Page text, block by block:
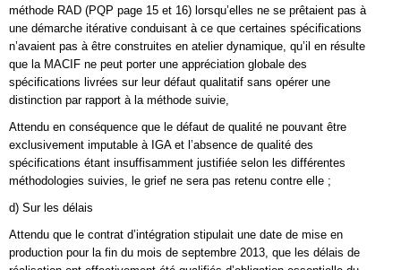
méthode RAD (PQP page 15 et 16) lorsqu’elles ne se prêtaient pas à
une démarche itérative conduisant à ce que certaines spécifications
n’avaient pas à être construites en atelier dynamique, qu’il en résulte
que la MACIF ne peut porter une appréciation globale des
spécifications livrées sur leur défaut qualitatif sans opérer une
distinction par rapport à la méthode suivie,
Attendu en conséquence que le défaut de qualité ne pouvant être
exclusivement imputable à IGA et l’absence de qualité des
spécifications étant insuffisamment justifiée selon les différentes
méthodologies suivies, le grief ne sera pas retenu contre elle ;
d) Sur les délais
Attendu que le contrat d’intégration stipulait une date de mise en
production pour la fin du mois de septembre 2013, que les délais de